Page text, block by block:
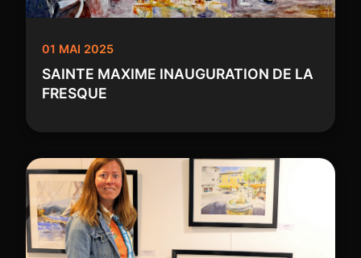
01 MAI 2025
SAINTE MAXIME INAUGURATION DE LA
FRESQUE